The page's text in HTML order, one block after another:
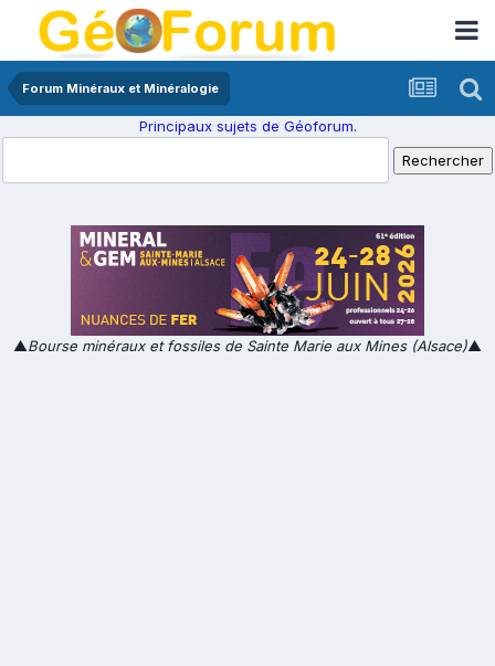
Forum Minéraux et Minéralogie
Principaux sujets de Géoforum.
▲Bourse minéraux et fossiles de Sainte Marie aux Mines (Alsace)▲